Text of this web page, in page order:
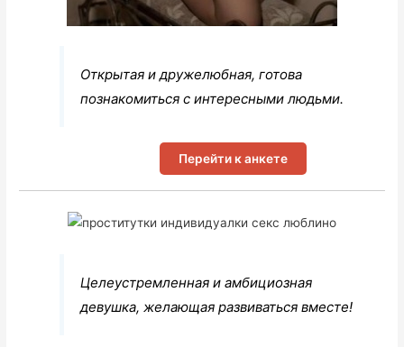
Открытая и дружелюбная, готова
познакомиться с интересными людьми.
Перейти к анкете
Целеустремленная и амбициозная
девушка, желающая развиваться вместе!